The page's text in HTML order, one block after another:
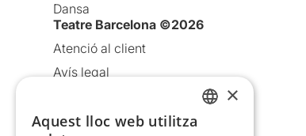
Dansa
Teatre Barcelona ©2026
Atenció al client
Avís legal
Política de cookies
×
Aquest lloc web utilitza